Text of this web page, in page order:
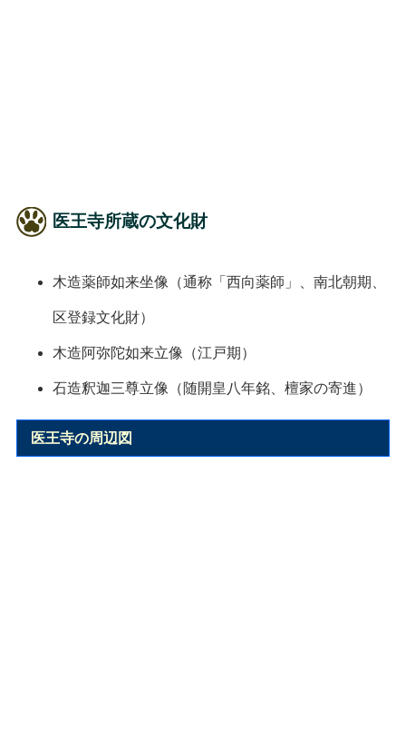
医王寺所蔵の文化財
木造薬師如来坐像（通称「西向薬師」、南北朝期、
区登録文化財）
木造阿弥陀如来立像（江戸期）
石造釈迦三尊立像（随開皇八年銘、檀家の寄進）
医王寺の周辺図